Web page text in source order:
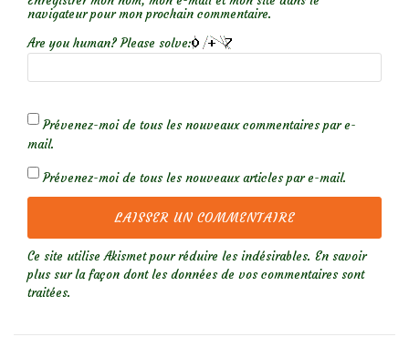
navigateur pour mon prochain commentaire.
Are you human? Please solve:
Prévenez-moi de tous les nouveaux commentaires par e-
mail.
Prévenez-moi de tous les nouveaux articles par e-mail.
Ce site utilise Akismet pour réduire les indésirables. En savoir
plus sur la façon dont les données de vos commentaires sont
traitées.